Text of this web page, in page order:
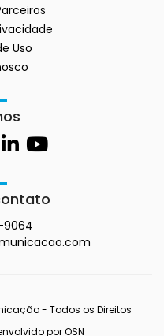
Uso
9064
- Todos os Direitos
porOSN